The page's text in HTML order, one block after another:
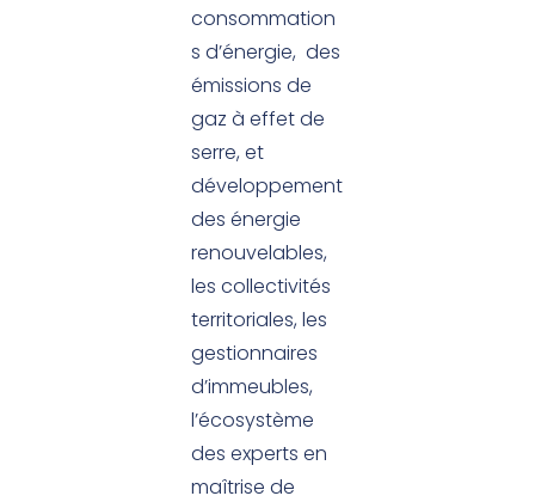
consommation
s d’énergie, des
émissions de
gaz à effet de
serre, et
développement
des énergie
renouvelables,
les collectivités
territoriales, les
gestionnaires
d’immeubles,
l’écosystème
des experts en
maîtrise de